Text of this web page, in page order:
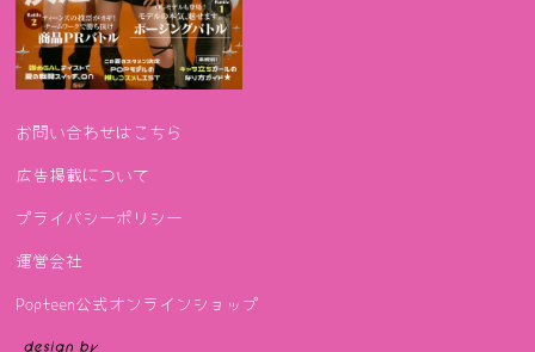
お問い合わせはこちら
広告掲載について
プライバシーポリシー
運営会社
Popteen公式オンラインショップ